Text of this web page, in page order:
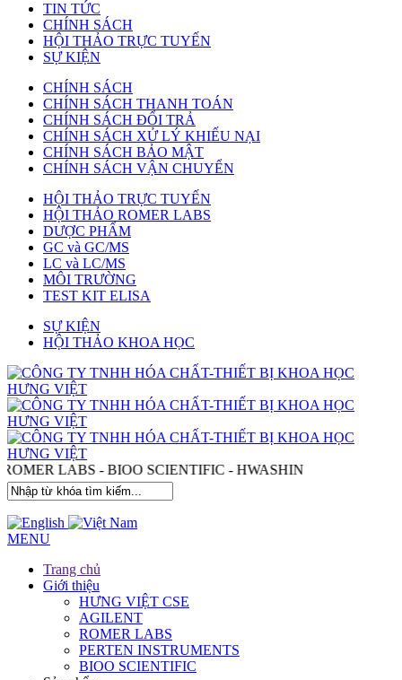
TIN TỨC
CHÍNH SÁCH
HỘI THẢO TRỰC TUYẾN
SỰ KIỆN
CHÍNH SÁCH
CHÍNH SÁCH THANH TOÁN
CHÍNH SÁCH ĐỔI TRẢ
CHÍNH SÁCH XỬ LÝ KHIẾU NẠI
CHÍNH SÁCH BẢO MẬT
CHÍNH SÁCH VẬN CHUYỂN
HỘI THẢO TRỰC TUYẾN
HỘI THẢO ROMER LABS
DƯỢC PHẨM
GC và GC/MS
LC và LC/MS
MÔI TRƯỜNG
TEST KIT ELISA
SỰ KIỆN
HỘI THẢO KHOA HỌC
ROMER LABS - BIOO SCIENTIFIC - HWASHIN
MENU
Trang chủ
Giới thiệu
HƯNG VIỆT CSE
AGILENT
ROMER LABS
PERTEN INSTRUMENTS
BIOO SCIENTIFIC